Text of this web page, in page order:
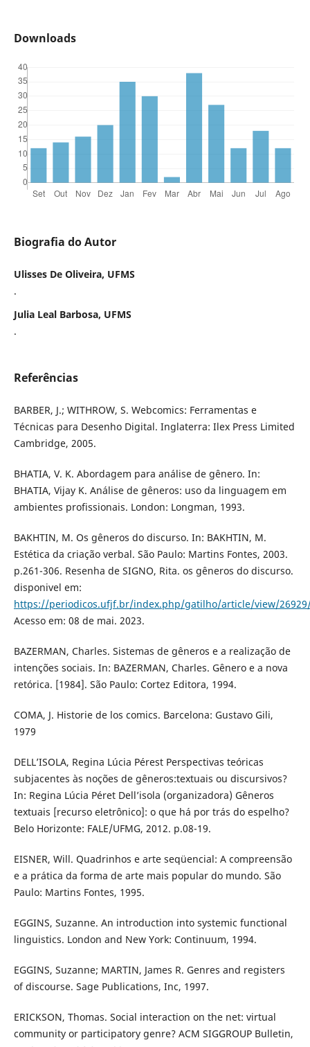
Downloads
Biografia do Autor
Ulisses De Oliveira, UFMS
.
Julia Leal Barbosa, UFMS
.
Referências
BARBER, J.; WITHROW, S. Webcomics: Ferramentas e
Técnicas para Desenho Digital. Inglaterra: Ilex Press Limited
Cambridge, 2005.
BHATIA, V. K. Abordagem para análise de gênero. In:
BHATIA, Vijay K. Análise de gêneros: uso da linguagem em
ambientes profissionais. London: Longman, 1993.
BAKHTIN, M. Os gêneros do discurso. In: BAKHTIN, M.
Estética da criação verbal. São Paulo: Martins Fontes, 2003.
p.261-306. Resenha de SIGNO, Rita. os gêneros do discurso.
disponivel em:
https://periodicos.ufjf.br/index.php/gatilho/article/view/
Acesso em: 08 de mai. 2023.
BAZERMAN, Charles. Sistemas de gêneros e a realização de
intenções sociais. In: BAZERMAN, Charles. Gênero e a nova
retórica. [1984]. São Paulo: Cortez Editora, 1994.
COMA, J. Historie de los comics. Barcelona: Gustavo Gili,
1979
DELL’ISOLA, Regina Lúcia Pérest Perspectivas teóricas
subjacentes às noções de gêneros:textuais ou discursivos?
In: Regina Lúcia Péret Dell’isola (organizadora) Gêneros
textuais [recurso eletrônico]: o que há por trás do espelho?
Belo Horizonte: FALE/UFMG, 2012. p.08-19.
EISNER, Will. Quadrinhos e arte seqüencial: A compreensão
e a prática da forma de arte mais popular do mundo. São
Paulo: Martins Fontes, 1995.
EGGINS, Suzanne. An introduction into systemic functional
linguistics. London and New York: Continuum, 1994.
EGGINS, Suzanne; MARTIN, James R. Genres and registers
of discourse. Sage Publications, Inc, 1997.
ERICKSON, Thomas. Social interaction on the net: virtual
community or participatory genre? ACM SIGGROUP Bulletin,